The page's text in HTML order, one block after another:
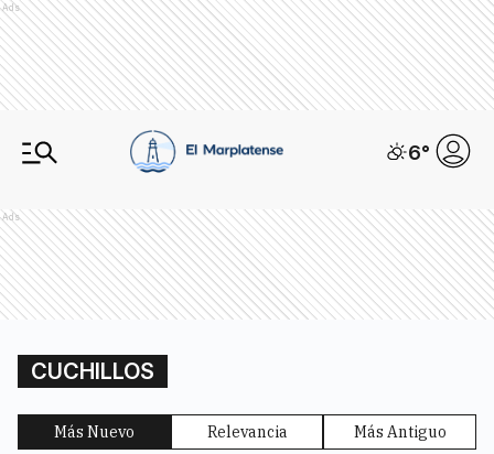
Ads
6°
Ads
CUCHILLOS
Más Nuevo Relevancia Más Antiguo